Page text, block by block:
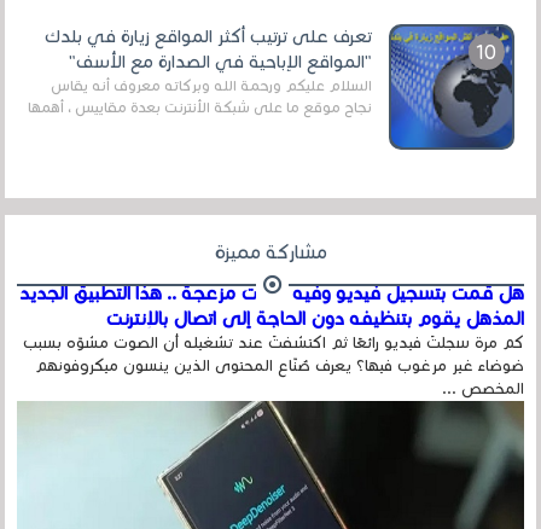
تعرف على ترتيب أكثر المواقع زيارة في بلدك
"المواقع الإباحية في الصدارة مع الأسف"
السلام عليكم ورحمة الله وبركاته معروف أنه يقاس
نجاح موقع ما على شبكة الأنترنت بعدة مقاييس ، أهمها
مشاركة مميزة
هل قمت بتسجيل فيديو وفيه أصوت مزعجة .. هذا التطبيق الجديد
المذهل يقوم بتنظيفه دون الحاجة إلى اتصال بالإنترنت
كم مرة سجلتَ فيديو رائعًا ثم اكتشفتَ عند تشغيله أن الصوت مشوّه بسبب
ضوضاء غير مرغوب فيها؟ يعرف صُنّاع المحتوى الذين ينسون ميكروفونهم
المخصص ...